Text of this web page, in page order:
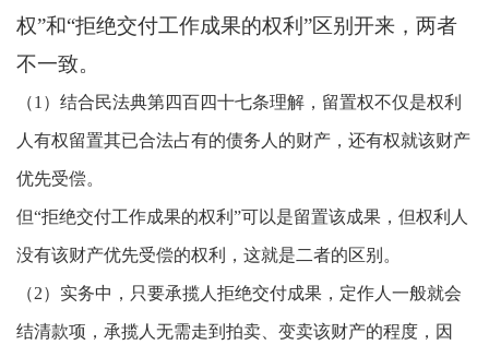
权”和“拒绝交付工作成果的权利”区别开来，两者
不一致。
（1）结合民法典第四百四十七条理解，留置权不仅是权利
人有权留置其已合法占有的债务人的财产，还有权就该财产
优先受偿。
但“拒绝交付工作成果的权利”可以是留置该成果，但权利人
没有该财产优先受偿的权利，这就是二者的区别。
（2）实务中，只要承揽人拒绝交付成果，定作人一般就会
结清款项，承揽人无需走到拍卖、变卖该财产的程度，因